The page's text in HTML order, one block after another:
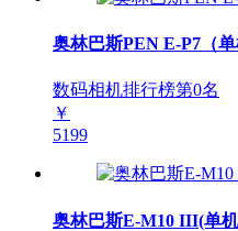
奥林巴斯PEN E-P7（单
数码相机排行榜第0名
￥
5199
奥林巴斯E-M10 III(单